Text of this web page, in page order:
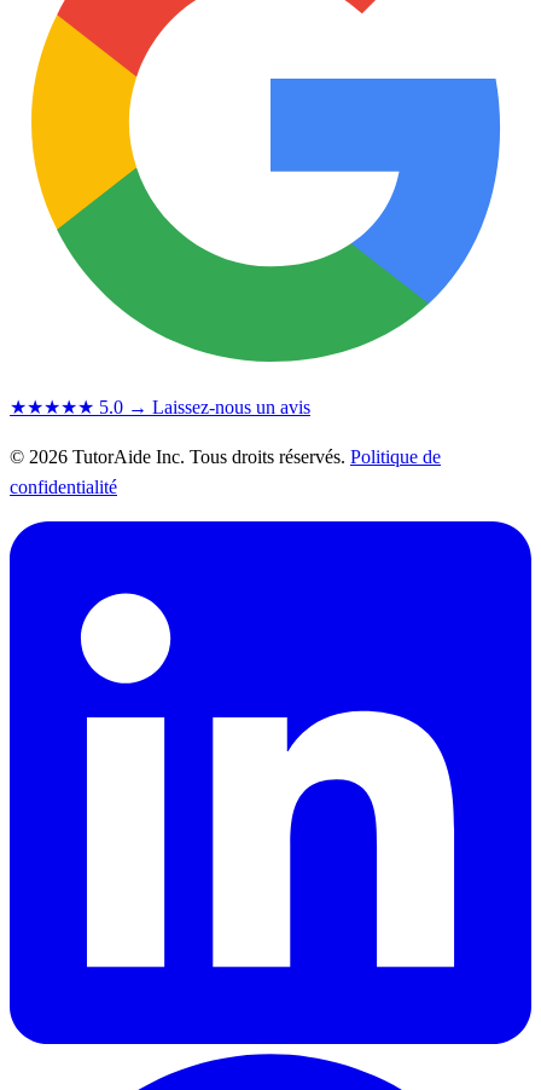
★★★★★ 5.0 → Laissez-nous un avis
© 2026 TutorAide Inc. Tous droits réservés. Politique de
confidentialité